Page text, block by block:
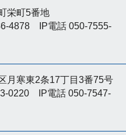
栄町5番地
4878 IP電話 050-7555-
月寒東2条17丁目3番75号
0220 IP電話 050-7547-